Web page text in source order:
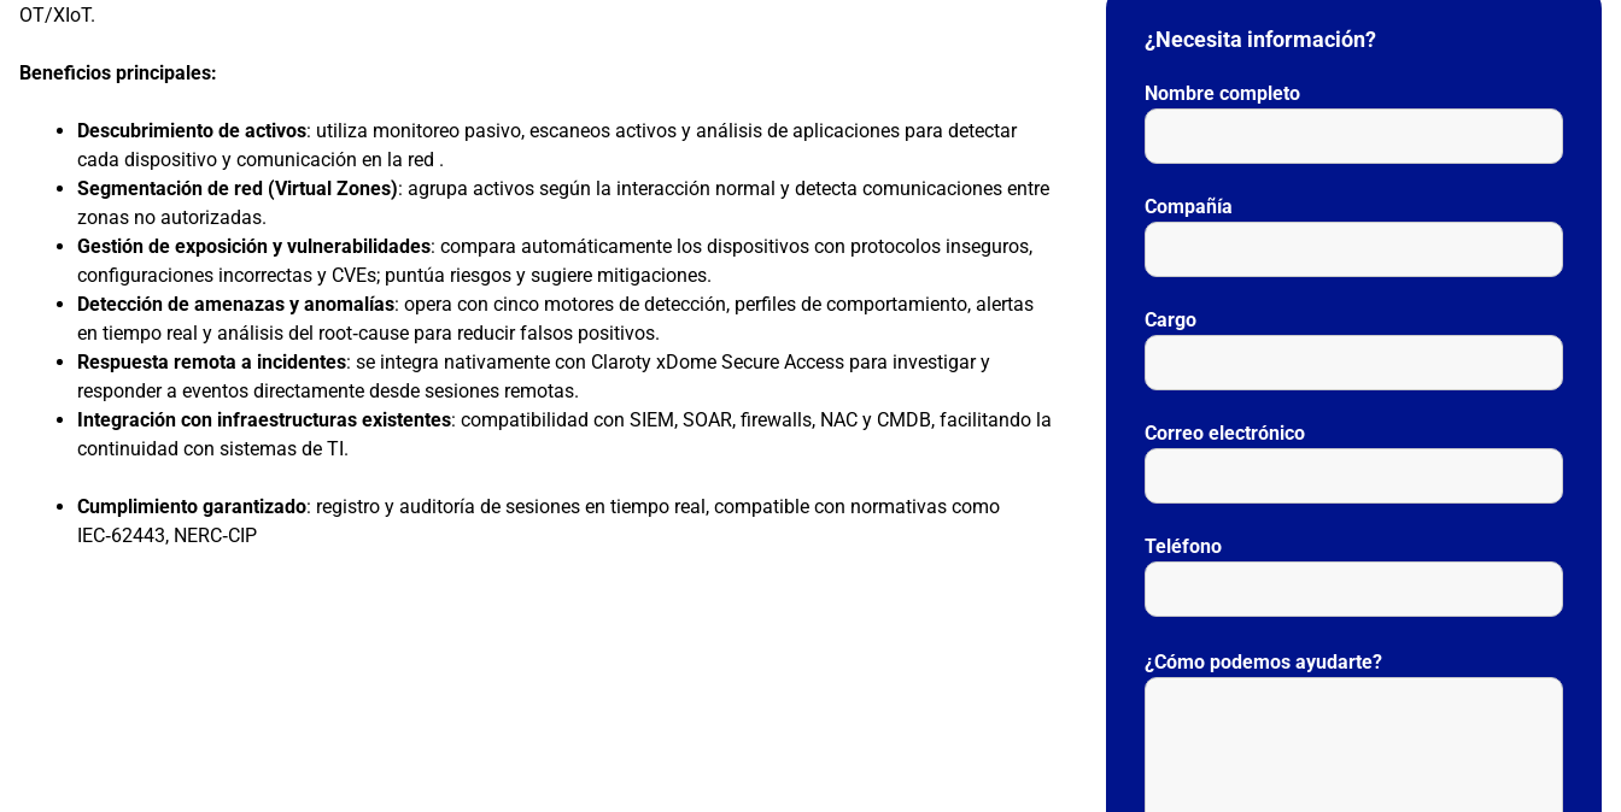
OT/XIoT.
Beneficios principales:
Descubrimiento de activos: utiliza monitoreo pasivo, escaneos activos y análisis de aplicaciones para detectar
cada dispositivo y comunicación en la red .
Segmentación de red (Virtual Zones): agrupa activos según la interacción normal y detecta comunicaciones entre
zonas no autorizadas.
Gestión de exposición y vulnerabilidades: compara automáticamente los dispositivos con protocolos inseguros,
configuraciones incorrectas y CVEs; puntúa riesgos y sugiere mitigaciones.
Detección de amenazas y anomalías: opera con cinco motores de detección, perfiles de comportamiento, alertas
en tiempo real y análisis del root‑cause para reducir falsos positivos.
Respuesta remota a incidentes: se integra nativamente con Claroty xDome Secure Access para investigar y
responder a eventos directamente desde sesiones remotas.
Integración con infraestructuras existentes: compatibilidad con SIEM, SOAR, firewalls, NAC y CMDB, facilitando la
continuidad con sistemas de TI.
Cumplimiento garantizado: registro y auditoría de sesiones en tiempo real, compatible con normativas como
IEC‑62443, NERC‑CIP
¿Necesita información?
Nombre completo
Compañía
Cargo
Correo electrónico
Teléfono
o
r
¿Cómo podemos ayudarte?